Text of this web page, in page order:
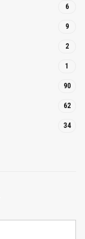
6
9
2
1
90
62
34